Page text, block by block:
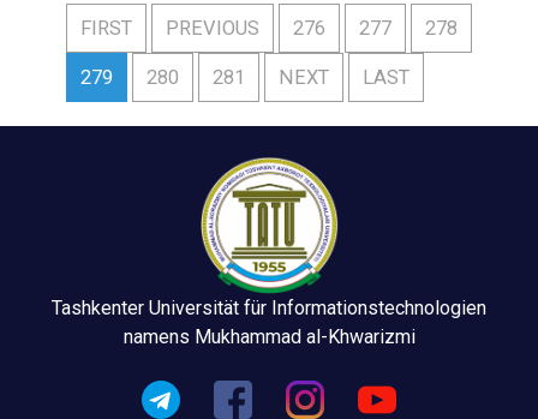
FIRST PREVIOUS 276 277 278
279 280 281 NEXT LAST
Tashkenter Universität für Informationstechnologien
namens Mukhammad al-Khwarizmi